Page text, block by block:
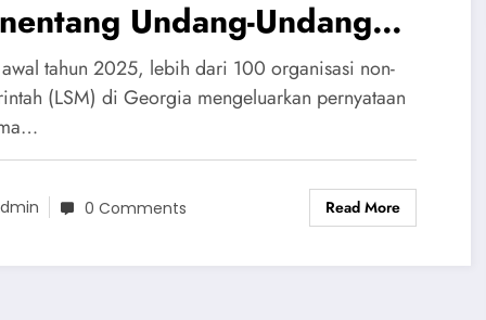
Undang-Undang
Asing’
tahun 2025, lebih dari 100 organisasi non-
(LSM) di Georgia mengeluarkan pernyataan
0 Comments Read More